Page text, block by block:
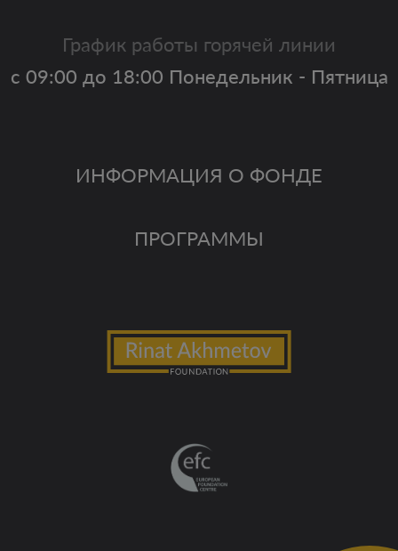
ИНФОРМАЦИЯ О ФОНДЕ
ПРОГРАММЫ
График работы горячей линии
с 09:00 до 18:00 Понедельник - Пятница